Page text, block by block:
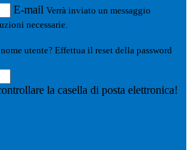
E-mail Verrà inviato un messaggio
necessarie.
utente? Effettua il reset della password
la casella di posta elettronica!